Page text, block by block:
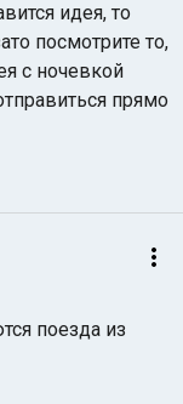
идея, то
посмотрите то,
с ночевкой
прямо
поезда из